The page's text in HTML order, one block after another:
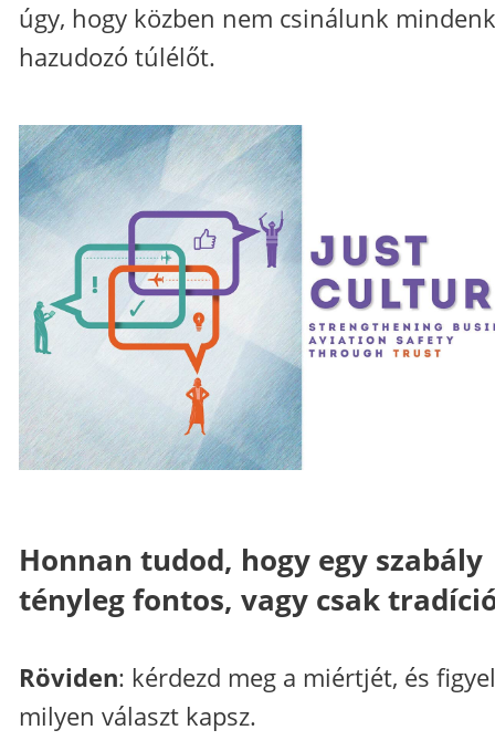
úgy, hogy közben nem csinálunk
hazudozó túlélőt.
Honnan tudod, hogy egy szabály
tényleg fontos, vagy csak
Röviden: kérdezd meg a miértjét, és
milyen választ kapsz.